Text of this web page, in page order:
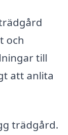
och
till
att anlita
trädgård.